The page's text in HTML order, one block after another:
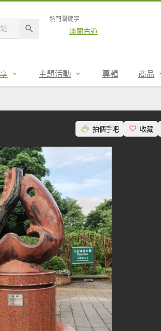
熱門關鍵字
淡蘭古道
主題活動 專輯 商品
拍個手吧 收藏